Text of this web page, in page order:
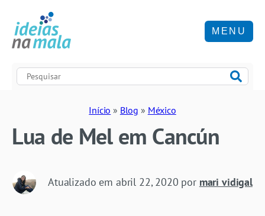
MENU
Início » Blog » México
Lua de Mel em Cancún
Atualizado em abril 22, 2020 por mari vidigal